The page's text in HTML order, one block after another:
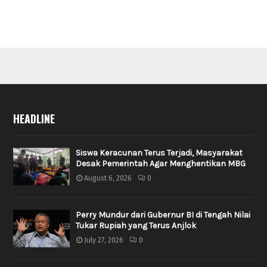
HEADLINE
Siswa Keracunan Terus Terjadi, Masyarakat
Desak Pemerintah Agar Menghentikan MBG
August 6, 2026 0
Perry Mundur dari Gubernur BI di Tengah Nilai
Tukar Rupiah yang Terus Anjlok
July 27, 2026 0